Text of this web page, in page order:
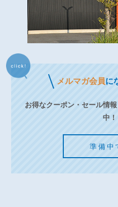
メルマガ会員に
お得なクーポン・セール情
中！
準備中